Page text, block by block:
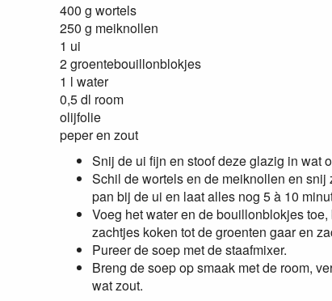
400 g wortels
250 g meiknollen
1 ui
2 groentebouillonblokjes
1 l water
0,5 dl room
olijfolie
peper en zout
Snij de ui fijn en stoof deze glazig in wat
Schil de wortels en de meiknollen en
pan bij de ui en laat alles nog 5 à 10
Voeg het water en de bouillonblokjes
zachtjes koken tot de groenten gaar en
Pureer de soep met de staafmixer.
Breng de soep op smaak met de room,
wat zout.